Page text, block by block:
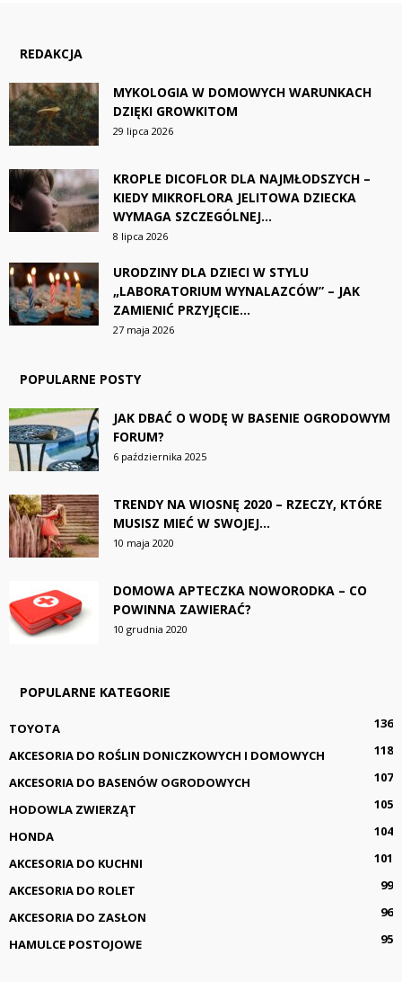
REDAKCJA
MYKOLOGIA W DOMOWYCH WARUNKACH
DZIĘKI GROWKITOM
29 lipca 2026
KROPLE DICOFLOR DLA NAJMŁODSZYCH –
KIEDY MIKROFLORA JELITOWA DZIECKA
WYMAGA SZCZEGÓLNEJ...
8 lipca 2026
URODZINY DLA DZIECI W STYLU
„LABORATORIUM WYNALAZCÓW” – JAK
ZAMIENIĆ PRZYJĘCIE...
27 maja 2026
POPULARNE POSTY
JAK DBAĆ O WODĘ W BASENIE OGRODOWYM
FORUM?
6 października 2025
TRENDY NA WIOSNĘ 2020 – RZECZY, KTÓRE
MUSISZ MIEĆ W SWOJEJ...
10 maja 2020
DOMOWA APTECZKA NOWORODKA – CO
POWINNA ZAWIERAĆ?
10 grudnia 2020
POPULARNE KATEGORIE
TOYOTA
136
AKCESORIA DO ROŚLIN DONICZKOWYCH I DOMOWYCH
118
AKCESORIA DO BASENÓW OGRODOWYCH
107
HODOWLA ZWIERZĄT
105
HONDA
104
AKCESORIA DO KUCHNI
101
AKCESORIA DO ROLET
99
AKCESORIA DO ZASŁON
96
HAMULCE POSTOJOWE
95